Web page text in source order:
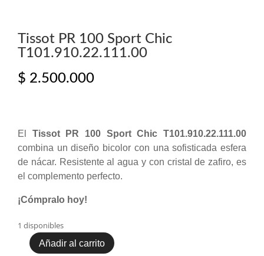
Tissot PR 100 Sport Chic
T101.910.22.111.00
$ 2.500.000
El Tissot PR 100 Sport Chic T101.910.22.111.00
combina un diseño bicolor con una sofisticada esfera
de nácar. Resistente al agua y con cristal de zafiro, es
el complemento perfecto.
¡Cómpralo hoy!
1 disponibles
Tissot
Añadir al carrito